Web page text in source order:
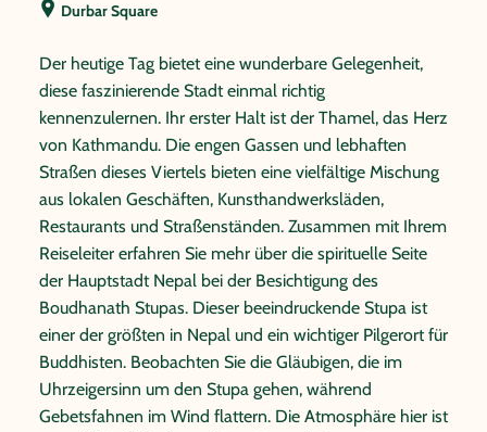
Durbar Square
Der heutige Tag bietet eine wunderbare Gelegenheit,
diese faszinierende Stadt einmal richtig
kennenzulernen. Ihr erster Halt ist der Thamel, das Herz
von Kathmandu. Die engen Gassen und lebhaften
Straßen dieses Viertels bieten eine vielfältige Mischung
aus lokalen Geschäften, Kunsthandwerksläden,
Restaurants und Straßenständen. Zusammen mit Ihrem
Reiseleiter erfahren Sie mehr über die spirituelle Seite
der Hauptstadt Nepal bei der Besichtigung des
Boudhanath Stupas. Dieser beeindruckende Stupa ist
einer der größten in Nepal und ein wichtiger Pilgerort für
Buddhisten. Beobachten Sie die Gläubigen, die im
Uhrzeigersinn um den Stupa gehen, während
Gebetsfahnen im Wind flattern. Die Atmosphäre hier ist